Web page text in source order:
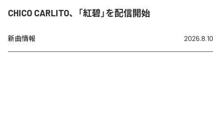
CHICO CARLITO、「紅碧」を配信開始
新曲情報 2026.8.10